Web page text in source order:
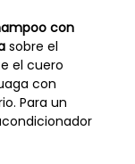
con
sobre el
el cuero
con
Para un